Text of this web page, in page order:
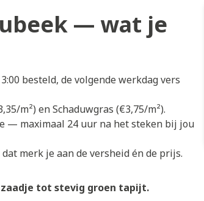
— wat je
besteld, de volgende werkdag vers
m²) en Schaduwgras (€3,75/m²).
— maximaal 24 uur na het steken bij jou
merk je aan de versheid én de prijs.
tot stevig groen tapijt.